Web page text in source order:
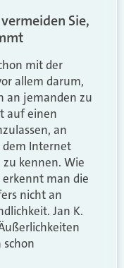
Sie,
mit der
allem darum,
an jemanden zu
auf einen
an
dem Internet
kennen. Wie
man die
nicht an
Jan K.
schon